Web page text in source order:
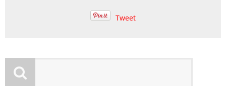
Tweet